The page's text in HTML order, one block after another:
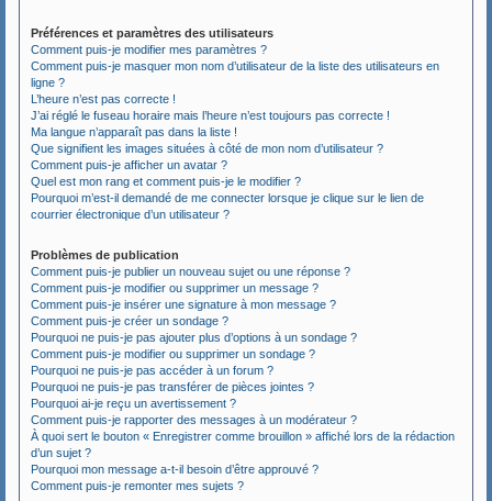
Préférences et paramètres des utilisateurs
Comment puis-je modifier mes paramètres ?
Comment puis-je masquer mon nom d’utilisateur de la liste des utilisateurs en
ligne ?
L’heure n’est pas correcte !
J’ai réglé le fuseau horaire mais l’heure n’est toujours pas correcte !
Ma langue n’apparaît pas dans la liste !
Que signifient les images situées à côté de mon nom d’utilisateur ?
Comment puis-je afficher un avatar ?
Quel est mon rang et comment puis-je le modifier ?
Pourquoi m’est-il demandé de me connecter lorsque je clique sur le lien de
courrier électronique d’un utilisateur ?
Problèmes de publication
Comment puis-je publier un nouveau sujet ou une réponse ?
Comment puis-je modifier ou supprimer un message ?
Comment puis-je insérer une signature à mon message ?
Comment puis-je créer un sondage ?
Pourquoi ne puis-je pas ajouter plus d’options à un sondage ?
Comment puis-je modifier ou supprimer un sondage ?
Pourquoi ne puis-je pas accéder à un forum ?
Pourquoi ne puis-je pas transférer de pièces jointes ?
Pourquoi ai-je reçu un avertissement ?
Comment puis-je rapporter des messages à un modérateur ?
À quoi sert le bouton « Enregistrer comme brouillon » affiché lors de la rédaction
d’un sujet ?
Pourquoi mon message a-t-il besoin d’être approuvé ?
Comment puis-je remonter mes sujets ?